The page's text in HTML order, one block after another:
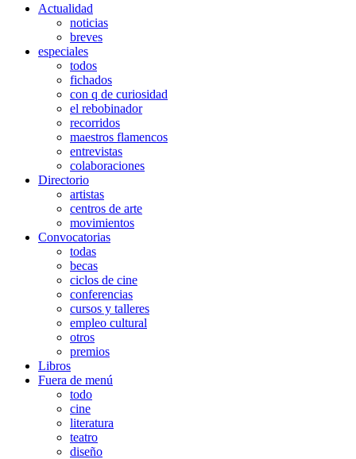
Actualidad
noticias
breves
especiales
todos
fichados
con q de curiosidad
el rebobinador
recorridos
maestros flamencos
entrevistas
colaboraciones
Directorio
artistas
centros de arte
movimientos
Convocatorias
todas
becas
ciclos de cine
conferencias
cursos y talleres
empleo cultural
otros
premios
Libros
Fuera de menú
todo
cine
literatura
teatro
diseño